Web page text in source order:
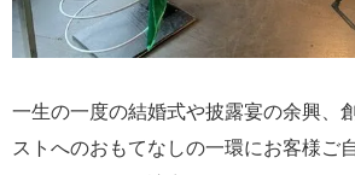
一生の一度の結婚式や披露宴の余興、
ストへのおもてなしの一環にお客様ご